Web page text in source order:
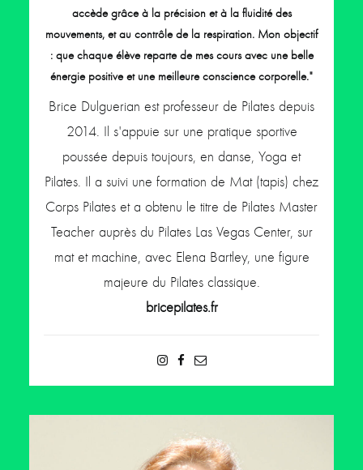
accède grâce à la précision et à la fluidité des
mouvements, et au contrôle de la respiration. Mon objectif
: que chaque élève reparte de mes cours avec une belle
énergie positive et une meilleure conscience corporelle."
Brice Dulguerian est professeur de Pilates depuis
2014. Il s'appuie sur une pratique sportive
poussée depuis toujours, en danse, Yoga et
Pilates. Il a suivi une formation de Mat (tapis) chez
Corps Pilates et a obtenu le titre de Pilates Master
Teacher auprès du Pilates Las Vegas Center, sur
mat et machine, avec Elena Bartley, une figure
majeure du Pilates classique.
bricepilates.fr